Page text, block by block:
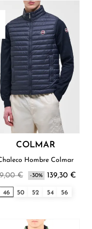
COLMAR
Hombre Colmar
€ -30% 139,30 €
46 50 52 54 56